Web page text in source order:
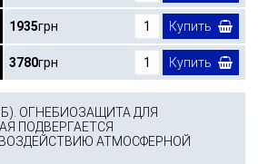
1935грн Купить
3780грн Купить
ОГНЕБИОЗАЩИТА ДЛЯ
ПОДВЕРГАЕТСЯ
АТМОСФЕРНОЙ